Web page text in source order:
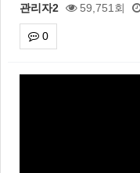
관리자2 59,751회
0